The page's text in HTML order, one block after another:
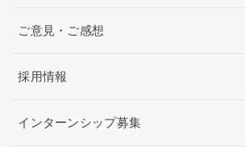
ご意見・ご感想
採用情報
インターンシップ募集